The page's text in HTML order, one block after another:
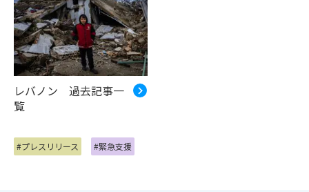
レバノン 過去記事一
覧
#プレスリリース #緊急支援